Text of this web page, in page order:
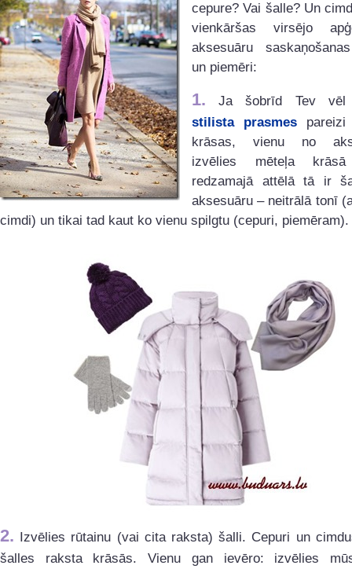
cepure? Vai šalle? Un
vienkāršas virsējo
aksesuāru
un piemēri:
1. Ja šobrīd Tev vēl
stilista prasmes pareizi
krāsas, vienu no
izvēlies mēteļa
redzamajā attēlā tā ir
aksesuāru – neitrālā tonī
cimdi) un tikai tad kaut ko vienu spilgtu (cepuri, piemēram).
2. Izvēlies rūtainu (vai cita raksta) šalli. Cepuri un
šalles raksta krāsās. Vienu gan ievēro: izvēlies